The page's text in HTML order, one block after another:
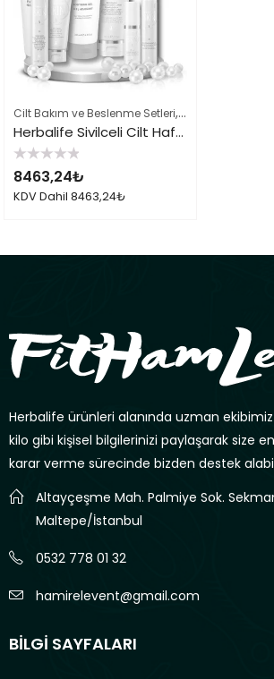
Cilt Bakım ve Beslenme Setleri, Herbalife Cilt
Herbalife Sivilceli Cilt Haftalık Bakımı Seti
5
üzerinden
0
oy
8463,24₺
KDV Dahil 8463,24₺
Herbalife ürünleri alanında uzman
kilo gibi kişisel bilgilerinizi paylaşarak size
karar verme sürecinde bizden destek
Altayçeşme Mah. Palmiye Sok.
Maltepe/İstanbul
0532 778 01 32
hamirelevent@gmail.com
BİLGİ SAYFALARI